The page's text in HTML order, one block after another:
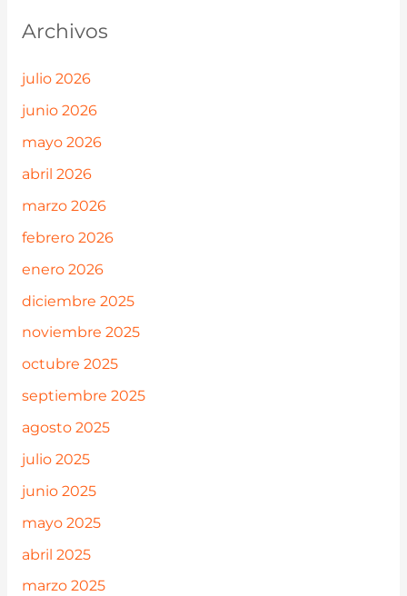
Archivos
julio 2026
junio 2026
mayo 2026
abril 2026
marzo 2026
febrero 2026
enero 2026
diciembre 2025
noviembre 2025
octubre 2025
septiembre 2025
agosto 2025
julio 2025
junio 2025
mayo 2025
abril 2025
marzo 2025